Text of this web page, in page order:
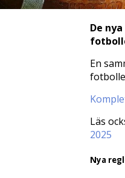
De
En
Läs
2025
Nya